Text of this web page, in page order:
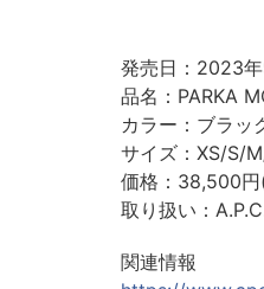
発売日：2023
品名：PARKA
カラー：ブラッ
サイズ：XS/S/
価格：38,500円
取り扱い：
関連情報